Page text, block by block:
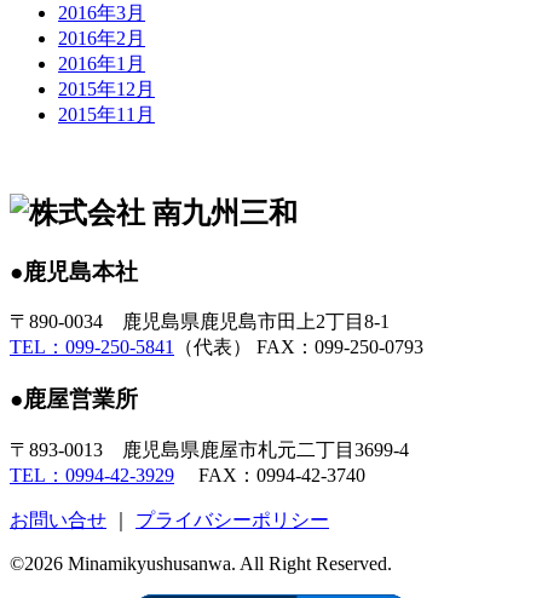
2016年3月
2016年2月
2016年1月
2015年12月
2015年11月
●鹿児島本社
〒890-0034 鹿児島県鹿児島市田上2丁目8-1
TEL：099-250-5841
（代表） FAX：099-250-0793
●鹿屋営業所
〒893-0013 鹿児島県鹿屋市札元二丁目3699-4
TEL：0994-42-3929 FAX：0994-42-3740
お問い合せ プライバシーポリシー
©2026 Minamikyushusanwa. All Right Reserved.